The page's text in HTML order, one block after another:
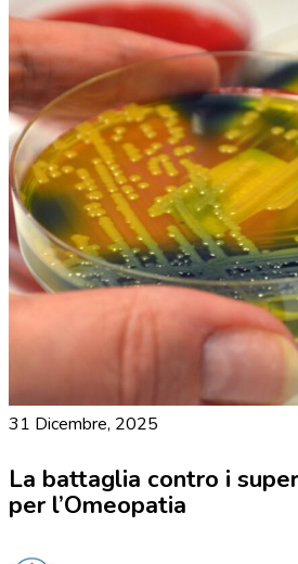
31 Dicembre, 2025
La battaglia contro i
per l’Omeopatia